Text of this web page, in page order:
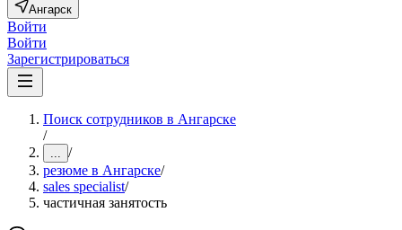
Ангарск
Войти
Войти
Зарегистрироваться
Поиск сотрудников в Ангарске
/
... /
резюме в Ангарске/
sales specialist/
частичная занятость